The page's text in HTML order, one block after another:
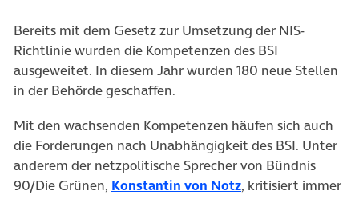
Bereits mit dem Gesetz zur Umsetzung der NIS-
Richtlinie wurden die Kompetenzen des BSI
ausgeweitet. In diesem Jahr wurden 180 neue Stellen
in der Behörde geschaffen.
Mit den wachsenden Kompetenzen häufen sich auch
die Forderungen nach Unabhängigkeit des BSI. Unter
anderem der netzpolitische Sprecher von Bündnis
90/Die Grünen, Konstantin von Notz(öffnet in neuem
, kritisiert immer